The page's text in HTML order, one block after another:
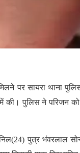
पर सायरा थाना
की। पुलिस ने परिजन
पुत्र भंवरलाल